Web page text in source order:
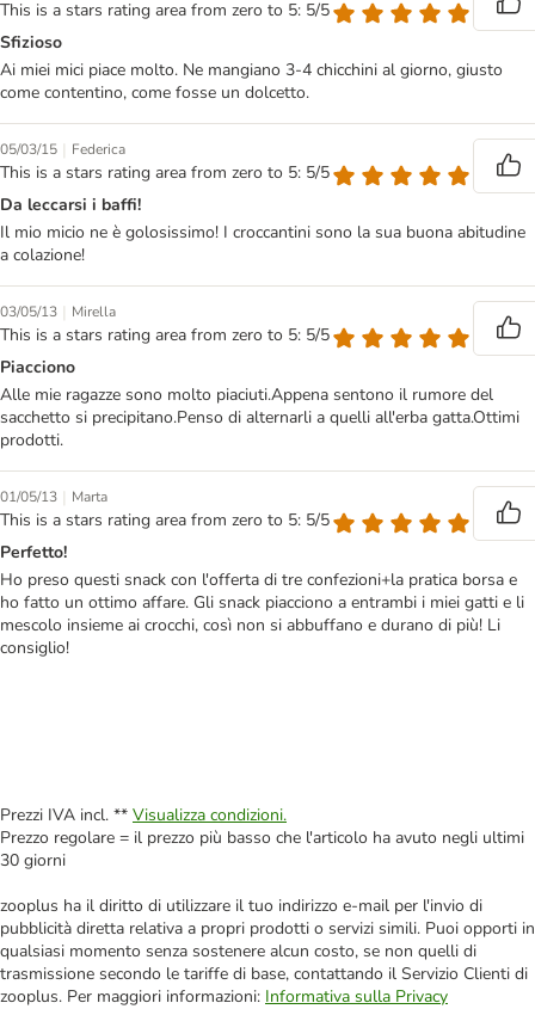
This is a stars rating area from zero to 5: 5/5
Sfizioso
Ai miei mici piace molto. Ne mangiano 3-4 chicchini al giorno, giusto
come contentino, come fosse un dolcetto.
05/03/15 | Federica
This is a stars rating area from zero to 5: 5/5
Da leccarsi i baffi!
Il mio micio ne è golosissimo! I croccantini sono la sua buona abitudine
a colazione!
03/05/13 | Mirella
This is a stars rating area from zero to 5: 5/5
Piacciono
Alle mie ragazze sono molto piaciuti.Appena sentono il rumore del
sacchetto si precipitano.Penso di alternarli a quelli all'erba gatta.Ottimi
prodotti.
01/05/13 | Marta
This is a stars rating area from zero to 5: 5/5
Perfetto!
Ho preso questi snack con l'offerta di tre confezioni+la pratica borsa e
ho fatto un ottimo affare. Gli snack piacciono a entrambi i miei gatti e li
mescolo insieme ai crocchi, così non si abbuffano e durano di più! Li
consiglio!
Prezzi IVA incl. ** Visualizza condizioni.
Prezzo regolare = il prezzo più basso che l'articolo ha avuto negli ultimi
30 giorni
zooplus ha il diritto di utilizzare il tuo indirizzo e-mail per l'invio di
pubblicità diretta relativa a propri prodotti o servizi simili. Puoi opporti in
qualsiasi momento senza sostenere alcun costo, se non quelli di
trasmissione secondo le tariffe di base, contattando il Servizio Clienti di
zooplus. Per maggiori informazioni: Informativa sulla Privacy